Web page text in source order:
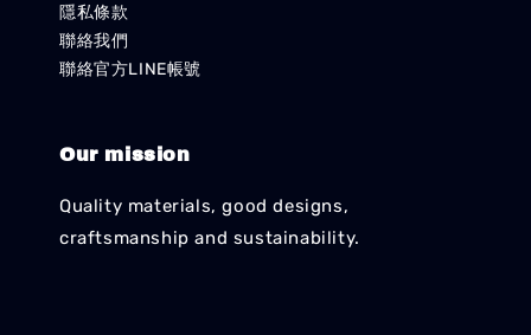
隱私條款
聯絡我們
聯絡官方LINE帳號
Our mission
Quality materials, good designs,
craftsmanship and sustainability.